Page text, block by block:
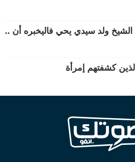
الشيخ ولد سيدي يحي فاليخبره أن ..